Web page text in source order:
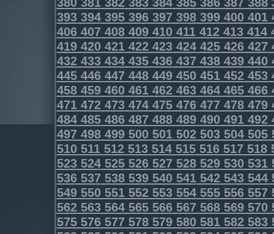
393394395396397398399400401
406407408409410411412413414
419420421422423424425426427
432433434435436437438439440
445446447448449450451452453
458459460461462463464465466
471472473474475476477478479
484485486487488489490491492
497498499500501502503504505
510511512513514515516517518
523524525526527528529530531
536537538539540541542543544
549550551552553554555556557
562563564565566567568569570
575576577578579580581582583